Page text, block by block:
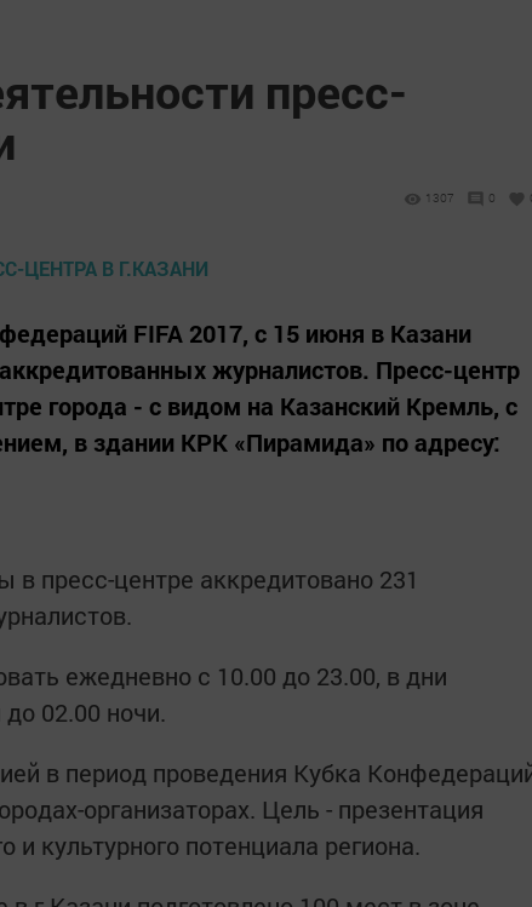
пресс-
1307 0
FIFA 2017, с 15 июня в Казани
журналистов. Пресс-центр
города - с видом на Казанский Кремль, с
в здании КРК «Пирамида» по адресу:
пресс-центре аккредитовано 231
ежедневно с 10.00 до 23.00, в дни
02.00 ночи.
в период проведения Кубка
организаторах. Цель - презентация
и культурного потенциала региона.